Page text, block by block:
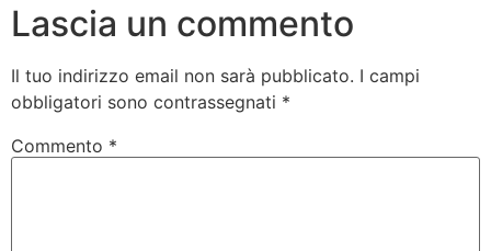
Lascia un commento
Il tuo indirizzo email non sarà pubblicato. I campi
obbligatori sono contrassegnati *
Commento *